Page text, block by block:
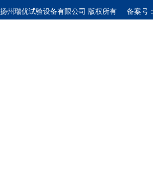
扬州瑞优试验设备有限公司 版权所有 备案号：